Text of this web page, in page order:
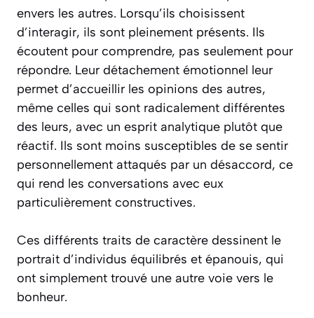
envers les autres. Lorsqu’ils choisissent
d’interagir, ils sont pleinement présents. Ils
écoutent pour comprendre, pas seulement pour
répondre. Leur détachement émotionnel leur
permet d’accueillir les opinions des autres,
même celles qui sont radicalement différentes
des leurs, avec un esprit analytique plutôt que
réactif. Ils sont moins susceptibles de se sentir
personnellement attaqués par un désaccord, ce
qui rend les conversations avec eux
particulièrement constructives.
Ces différents traits de caractère dessinent le
portrait d’individus équilibrés et épanouis, qui
ont simplement trouvé une autre voie vers le
bonheur.